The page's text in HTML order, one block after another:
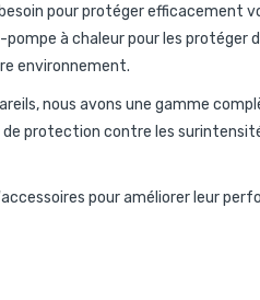
pour protéger efficacement
à chaleurpour les protéger
environnement.
nous avons une gamme
protection contre les
pour améliorer leur